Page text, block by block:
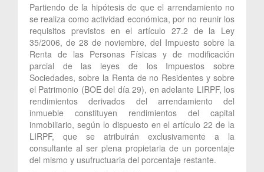
Partiendo de la hipótesis de que el arrendamiento no
se realiza como actividad económica, por no reunir los
requisitos previstos en el artículo 27.2 de la Ley
35/2006, de 28 de noviembre, del Impuesto sobre la
Renta de las Personas Físicas y de modificación
parcial de las leyes de los Impuestos sobre
Sociedades, sobre la Renta de no Residentes y sobre
el Patrimonio (BOE del día 29), en adelante LIRPF, los
rendimientos derivados del arrendamiento del
inmueble constituyen rendimientos del capital
inmobiliario, según lo dispuesto en el artículo 22 de la
LIRPF, que se atribuirán exclusivamente a la
consultante al ser plena propietaria de un porcentaje
del mismo y usufructuaria del porcentaje restante.